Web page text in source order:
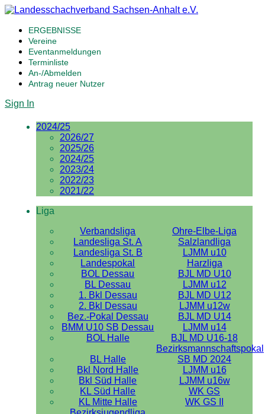
ERGEBNISSE
Vereine
Eventanmeldungen
Terminliste
An-/Abmelden
Antrag neuer Nutzer
Sign In
2024/25
2026/27
2025/26
2024/25
2023/24
2022/23
2021/22
Liga
Verbandsliga
Ohre-Elbe-Liga
Landesliga St. A
Salzlandliga
Landesliga St. B
LJMM u10
Landespokal
Harzliga
BOL Dessau
BJL MD U10
BL Dessau
LJMM u12
1. Bkl Dessau
BJL MD U12
2. Bkl Dessau
LJMM u12w
Bez.-Pokal Dessau
BJL MD U14
BMM U10 SB Dessau
LJMM u14
BOL Halle
BJL MD U16-18
BL Halle
Bezirksmannschaftspokal
SB MD 2024
Bkl Nord Halle
LJMM u16
Bkl Süd Halle
LJMM u16w
KL Süd Halle
WK GS
KL Mitte Halle
WK GS II